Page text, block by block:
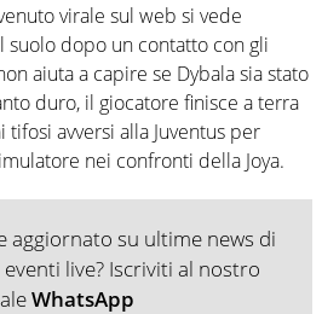
virale sul web si vede
suolo dopo un contatto con gli
aiuta a capire se Dybala sia stato
duro, il giocatore finisce a terra
avversi alla Juventus per
nei confronti della Joya.
aggiornato su ultime news di
live? Iscriviti al nostro
WhatsApp